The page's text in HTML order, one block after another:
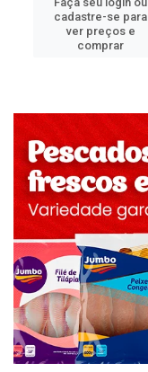
cadastre-se para
ver preços e
comprar